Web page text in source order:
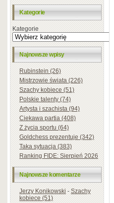
Kategorie
Kategorie
Najnowsze wpisy
Rubinstein (26)
Mistrzowie świata (226)
Szachy kobiece (51)
Polskie talenty (74)
Artysta i szachista (94)
Ciekawa partia (408)
Z życia sportu (64)
Goldchess prezentuje (342)
Taka sytuacja (383)
Ranking FIDE: Sierpień 2026
Najnowsze komentarze
Jerzy Konikowski-Szachy
kobiece (51)